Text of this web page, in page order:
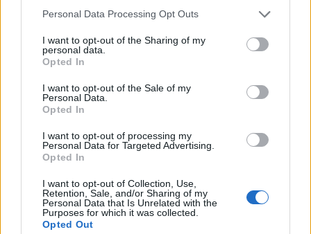
Personal Data Processing Opt Outs
I want to opt-out of the Sharing of my
personal data.
Opted In
I want to opt-out of the Sale of my
Personal Data.
Opted In
I want to opt-out of processing my
Personal Data for Targeted Advertising.
Opted In
I want to opt-out of Collection, Use,
Retention, Sale, and/or Sharing of my
Personal Data that Is Unrelated with the
Purposes for which it was collected.
Opted Out
hatásainak ellentételezésére. Amint azt a Társaság 2020.
március 17-én, üzleti teljesítményével kapcsolatban kiadott
közleményében bejelentette, a csoport bevételeit jelentős
mértékben befolyásolták a koronavírus világjárvány
következtében elrendelt, egész Európára...
KEDVES OLVASÓNK!
A keresett cikk a portfolio.hu hírarchívumához
regisztrációhoz kötött.
Az előfizetés a következőket tartalmazza: